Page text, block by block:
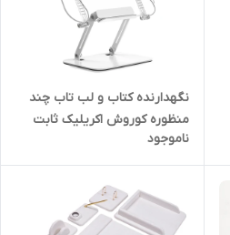
نگهدارنده کتاب و لب تاب چند
منظوره کوروش اکریلیک ثابت
ناموجود